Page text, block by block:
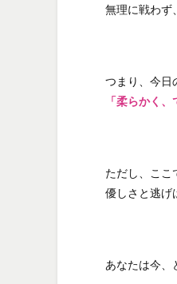
無理に戦わず
つまり、今日
「柔らかく
ただし、ここ
優しさと逃げ
あなたは今、